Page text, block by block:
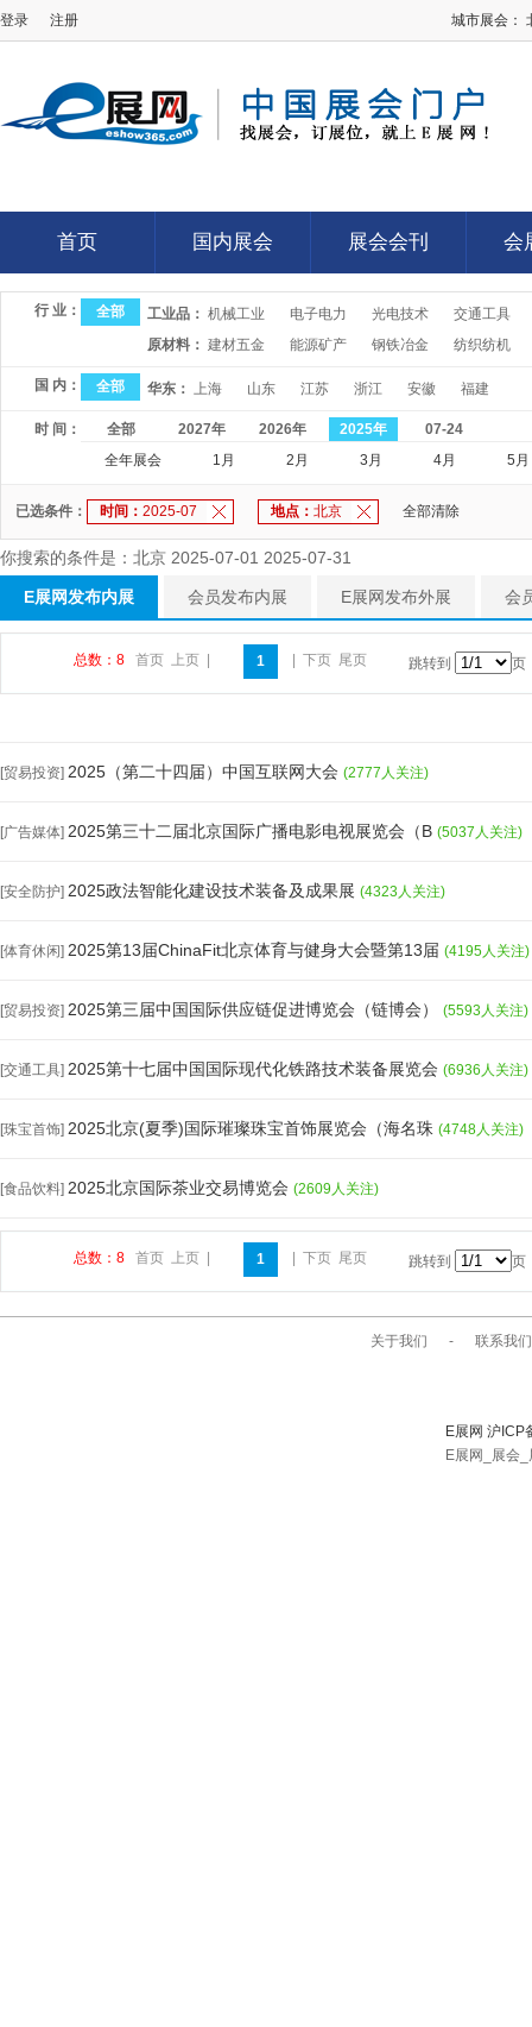
登录 注册 城市展会：
首页
首页
国内展会
国内展会
展会会刊
展会会刊
会
会
行 业： 全部 工业品： 机械工业 电子电力 光电技术
交通工具
原材料： 建材五金 能源矿产 钢铁冶金 纺织纺机
国 内： 全部 华东： 上海 山东 江苏 浙江 安徽 福建
时 间： 全部 2027年 2026年 2025年
07-24
全年展会
1月 2月 3月 4月 5月
已选条件： 时间： 2025-07 地点： 北京 全部清除
你搜索的条件是：北京 2025-07-01 2025-07-31
E展网发布内展 会员发布内展 E展网发布外展 会
总数：8 首页 上页 1 下页 尾页 跳转到 页
[贸易投资] 2025（第二十四届）中国互联网大会 (2777人关注)
[广告媒体] 2025第三十二届北京国际广播电影电视展览会（B (5037人关注)
[安全防护] 2025政法智能化建设技术装备及成果展 (4323人关注)
[体育休闲] 2025第13届ChinaFit北京体育与健身大会暨第13届 (4195人关注)
[贸易投资] 2025第三届中国国际供应链促进博览会（链博会） (5593人关注)
[交通工具] 2025第十七届中国国际现代化铁路技术装备展览会 (6936人关注)
[珠宝首饰] 2025北京(夏季)国际璀璨珠宝首饰展览会（海名珠 (4748人关注)
[食品饮料] 2025北京国际茶业交易博览会 (2609人关注)
总数：8 首页 上页 1 下页 尾页 跳转到 页
关于我们 - 联系我们
E展网 沪
E展网_展会